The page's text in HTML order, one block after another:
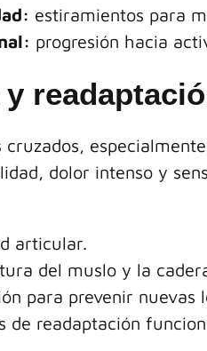
estiramientos para
progresión hacia
cruzados,
dolor intenso y
articular.
del muslo y la
para prevenir nuevas
de readaptación